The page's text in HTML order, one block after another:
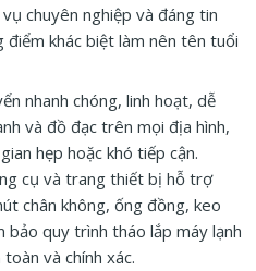
chuyên nghiệp và đáng tin
điểm khác biệt làm nên tên tuổi
nhanh chóng, linh hoạt, dễ
và đồ đạc trên mọi địa hình,
hẹp hoặc khó tiếp cận.
cụ và trang thiết bị hỗ trợ
chân không, ống đồng, keo
quy trình tháo lắp máy lạnh
và chính xác.